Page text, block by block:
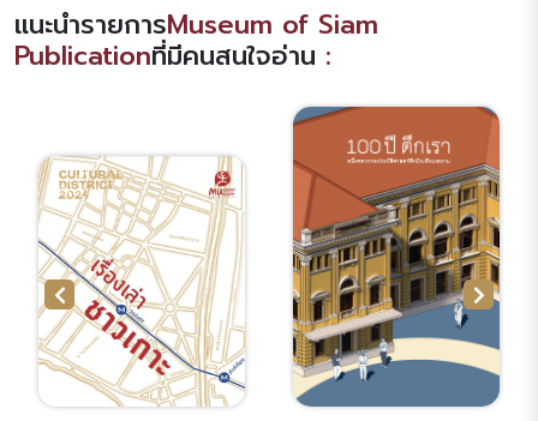
แนะนำรายการMuseum of Siam
Publicationที่มีคนสนใจอ่าน :